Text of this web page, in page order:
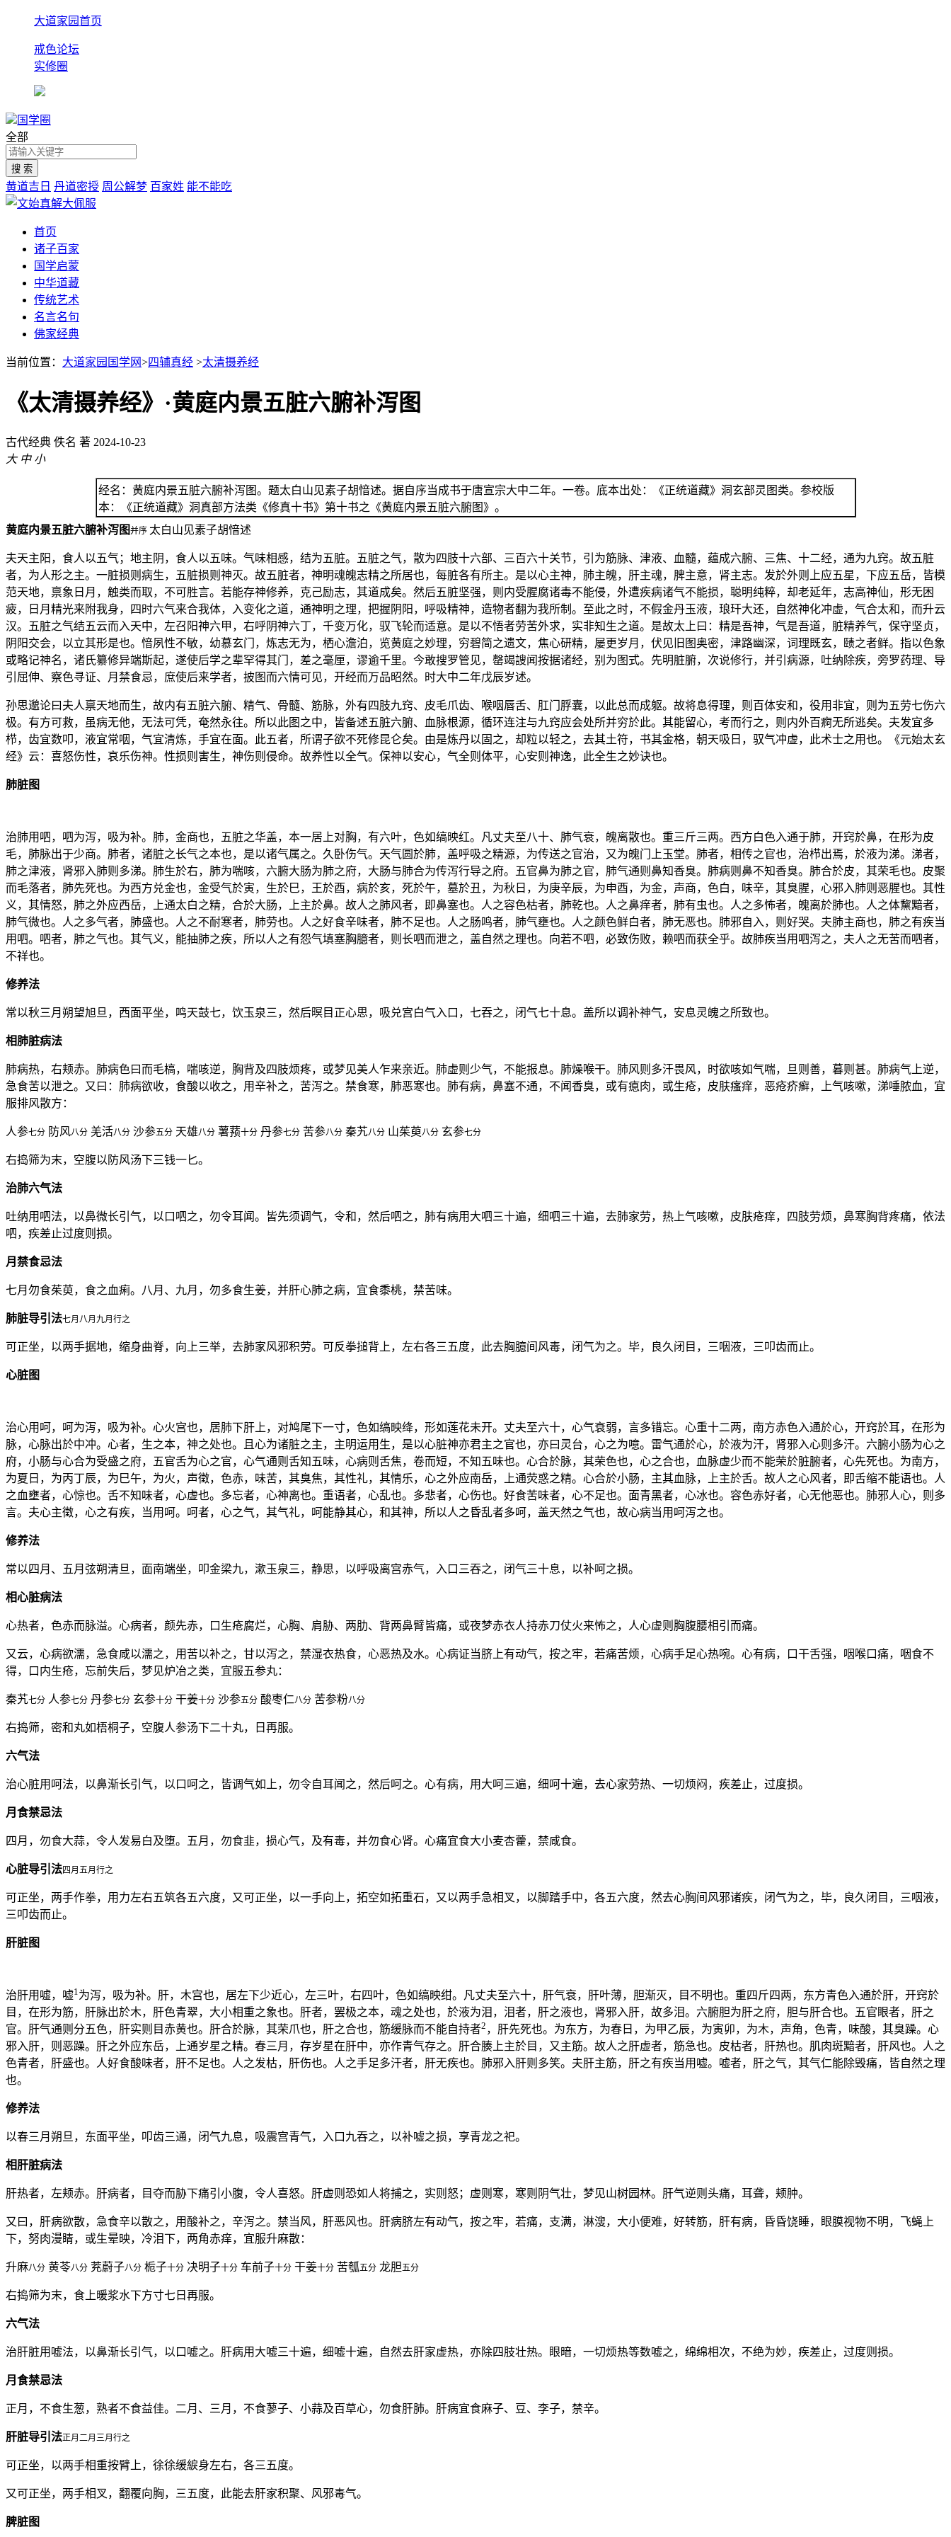
大道家园首页
戒色论坛
实修圈
国学圈
全部
黄道吉日 丹道密授 周公解梦 百家姓 能不能吃
首页
诸子百家
国学启蒙
中华道藏
传统艺术
名言名句
佛家经典
当前位置： 大道家园国学网>四辅真经 >太清摄养经
《太清摄养经》·黄庭内景五脏六腑补泻图
古代经典 佚名 著 2024-10-23
大 中 小
经名：黄庭内景五脏六腑补泻图。题太白山见素子胡愔述。据自序当成书于唐宣宗大中二年。一卷。底本出处：《正统道藏》洞玄部灵图类。参校版
本：《正统道藏》洞真部方法类《修真十书》第十书之《黄庭内景五脏六腑图》。
黄庭内景五脏六腑补泻图并序 太白山见素子胡愔述
夫天主阳，食人以五气；地主阴，食人以五味。气味相感，结为五脏。五脏之气，散为四肢十六部、三百六十关节，引为筋脉、津液、血髓，蕴成六腑、三焦、十二经，通为九窍。故五脏
者，为人形之主。一脏损则病生，五脏损则神灭。故五脏者，神明魂魄志精之所居也，每脏各有所主。是以心主神，肺主魄，肝主魂，脾主意，肾主志。发於外则上应五星，下应五岳，皆模
范天地，禀象日月，触类而取，不可胜言。若能存神修养，克己励志，其道成矣。然后五脏坚强，则内受腥腐诸毒不能侵，外遭疾病诸气不能损，聪明纯粹，却老延年，志高神仙，形无困
疲，日月精光来附我身，四时六气来合我体，入变化之道，通神明之理，把握阴阳，呼吸精神，造物者翻为我所制。至此之时，不假金丹玉液，琅玕大还，自然神化冲虚，气合太和，而升云
汉。五脏之气结五云而入天中，左召阳神六甲，右呼阴神六丁，千变万化，驭飞轮而适意。是以不悟者劳苦外求，实非知生之道。是故太上曰：精是吾神，气是吾道，脏精养气，保守坚贞，
阴阳交会，以立其形是也。愔夙性不敏，幼慕玄门，炼志无为，栖心澹泊，览黄庭之妙理，穷碧简之遗文，焦心研精，屡更岁月，伏见旧图奥密，津路幽深，词理既玄，赜之者鲜。指以色象
或略记神名，诸氏纂修异端斯起，遂使后学之辈罕得其门，差之毫厘，谬逾千里。今敢搜罗管见，罄竭謏闻按据诸经，别为图式。先明脏腑，次说修行，并引病源，吐纳除疾，旁罗药理、导
引屈伸、察色寻证、月禁食忌，庶使后来学者，披图而六情可见，开经而万品昭然。时大中二年戊辰岁述。
孙思邈论曰夫人禀天地而生，故内有五脏六腑、精气、骨髓、筋脉，外有四肢九窍、皮毛爪齿、喉咽唇舌、肛门脬囊，以此总而成躯。故将息得理，则百体安和，役用非宜，则为五劳七伤六
极。有方可救，虽病无他，无法可凭，奄然永往。所以此图之中，皆备述五脏六腑、血脉根源，循环连注与九窍应会处所并穷於此。其能留心，考而行之，则内外百痾无所逃矣。夫发宜多
栉，齿宜数叩，液宜常咽，气宜清炼，手宜在面。此五者，所谓子欲不死修昆仑矣。由是炼丹以固之，却粒以轻之，去其土符，书其金格，朝天吸日，驭气冲虚，此术士之用也。《元始太玄
经》云：喜怒伤性，哀乐伤神。性损则害生，神伤则侵命。故养性以全气。保神以安心，气全则体平，心安则神逸，此全生之妙诀也。
肺脏图
治肺用呬，呬为泻，吸为补。肺，金商也，五脏之华盖，本一居上对胸，有六叶，色如缟映红。凡丈夫至八十、肺气衰，魄离散也。重三斤三两。西方白色入通于肺，开窍於鼻，在形为皮
毛，肺脉出于少商。肺者，诸脏之长气之本也，是以诸气属之。久卧伤气。天气圆於肺，盖呼吸之精源，为传送之官治，又为魄门上玉堂。肺者，相传之官也，治栉出焉，於液为涕。涕者，
肺之津液，肾邪入肺则多涕。肺生於右，肺为喘咳，六腑大肠为肺之府，大肠与肺合为传泻行导之府。五官鼻为肺之官，肺气通则鼻知香臭。肺病则鼻不知香臭。肺合於皮，其荣毛也。皮聚
而毛落者，肺先死也。为西方兑金也，金受气於寅，生於巳，王於酉，病於亥，死於午，墓於丑，为秋日，为庚辛辰，为申酉，为金，声商，色白，味辛，其臭腥，心邪入肺则恶腥也。其性
义，其情怒，肺之外应西岳，上通太白之精，合於大肠，上主於鼻。故人之肺风者，即鼻塞也。人之容色枯者，肺乾也。人之鼻痒者，肺有虫也。人之多怖者，魄离於肺也。人之体黧黯者，
肺气微也。人之多气者，肺盛也。人之不耐寒者，肺劳也。人之好食辛味者，肺不足也。人之肠鸣者，肺气壅也。人之颜色鲜白者，肺无恶也。肺邪自入，则好哭。夫肺主商也，肺之有疾当
用呬。呬者，肺之气也。其气义，能抽肺之疾，所以人之有怨气填塞胸臆者，则长呬而泄之，盖自然之理也。向若不呬，必致伤败，赖呬而获全乎。故肺疾当用呬泻之，夫人之无苦而呬者，
不祥也。
修养法
常以秋三月朔望旭旦，西面平坐，鸣天鼓七，饮玉泉三，然后暝目正心思，吸兑宫白气入口，七吞之，闭气七十息。盖所以调补神气，安息灵魄之所致也。
相肺脏病法
肺病热，右颊赤。肺病色曰而毛槁，喘咳逆，胸背及四肢烦疼，或梦见美人乍来亲近。肺虚则少气，不能报息。肺燥喉干。肺风则多汗畏风，时欲咳如气喘，旦则善，暮则甚。肺病气上逆，
急食苦以泄之。又曰：肺病欲收，食酸以收之，用辛补之，苦泻之。禁食寒，肺恶寒也。肺有病，鼻塞不通，不闻香臭，或有瘜肉，或生疮，皮肤瘙痒，恶疮疥癣，上气咳嗽，涕唾脓血，宜
服排风散方：
人参七分 防风八分 羌活八分 沙参五分 天雄八分 薯蓣十分 丹参七分 苦参八分 秦艽八分 山茱萸八分 玄参七分
右捣筛为末，空腹以防风汤下三钱一匕。
治肺六气法
吐纳用呬法，以鼻微长引气，以口呬之，勿令耳闻。皆先须调气，令和，然后呬之，肺有病用大呬三十遍，细呬三十遍，去肺家劳，热上气咳嗽，皮肤疮痒，四肢劳烦，鼻寒胸背疼痛，依法
呬，疾差止过度则损。
月禁食忌法
七月勿食茱萸，食之血痢。八月、九月，勿多食生姜，并肝心肺之病，宜食黍桃，禁苦味。
肺脏导引法七月八月九月行之
可正坐，以两手据地，缩身曲脊，向上三举，去肺家风邪积劳。可反拳搥背上，左右各三五度，此去胸臆间风毒，闭气为之。毕，良久闭目，三咽液，三叩齿而止。
心脏图
治心用呵，呵为泻，吸为补。心火宫也，居肺下肝上，对鸠尾下一寸，色如缟映绛，形如莲花未开。丈夫至六十，心气衰弱，言多错忘。心重十二两，南方赤色入通於心，开窍於耳，在形为
脉，心脉出於中冲。心者，生之本，神之处也。且心为诸脏之主，主明运用生，是以心脏神亦君主之官也，亦曰灵台，心之为噫。雷气通於心，於液为汗，肾邪入心则多汗。六腑小肠为心之
府，小肠与心合为受盛之府，五官舌为心之官，心气通则舌知五味，心病则舌焦，卷而短，不知五味也。心合於脉，其荣色也，心之合也，血脉虚少而不能荣於脏腑者，心先死也。为南方，
为夏日，为丙丁辰，为巳午，为火，声徵，色赤，味苦，其臭焦，其性礼，其情乐，心之外应南岳，上通荧惑之精。心合於小肠，主其血脉，上主於舌。故人之心风者，即舌缩不能语也。人
之血壅者，心惊也。舌不知味者，心虚也。多忘者，心神离也。重语者，心乱也。多悲者，心伤也。好食苦味者，心不足也。面青黑者，心冰也。容色赤好者，心无他恶也。肺邪人心，则多
言。夫心主徵，心之有疾，当用呵。呵者，心之气，其气礼，呵能静其心，和其神，所以人之昏乱者多呵，盖天然之气也，故心病当用呵泻之也。
修养法
常以四月、五月弦朔清旦，面南端坐，叩金梁九，漱玉泉三，静思，以呼吸离宫赤气，入口三吞之，闭气三十息，以补呵之损。
相心脏病法
心热者，色赤而脉溢。心病者，颜先赤，口生疮腐烂，心胸、肩胁、两肋、背两鼻臂皆痛，或夜梦赤衣人持赤刀仗火来怖之，人心虚则胸腹腰相引而痛。
又云，心病欲濡，急食咸以濡之，用苦以补之，甘以泻之，禁湿衣热食，心恶热及水。心病证当脐上有动气，按之牢，若痛苦烦，心病手足心热啘。心有病，口干舌强，咽喉口痛，咽食不
得，口内生疮，忘前失后，梦见炉冶之类，宜服五参丸：
秦艽七分 人参七分 丹参七分 玄参十分 干姜十分 沙参五分 酸枣仁八分 苦参粉八分
右捣筛，密和丸如梧桐子，空腹人参汤下二十丸，日再服。
六气法
治心脏用呵法，以鼻渐长引气，以口呵之，皆调气如上，勿令自耳闻之，然后呵之。心有病，用大呵三遍，细呵十遍，去心家劳热、一切烦闷，疾差止，过度损。
月食禁忌法
四月，勿食大蒜，令人发易白及堕。五月，勿食韭，损心气，及有毒，并勿食心肾。心痛宜食大小麦杏藿，禁咸食。
心脏导引法四月五月行之
可正坐，两手作拳，用力左右五筑各五六度，又可正坐，以一手向上，拓空如拓重石，又以两手急相叉，以脚踏手中，各五六度，然去心胸间风邪诸疾，闭气为之，毕，良久闭目，三咽液，
三叩齿而止。
肝脏图
治肝用嘘，嘘1 为泻，吸为补。肝，木宫也，居左下少近心，左三叶，右四叶，色如缟映绀。凡丈夫至六十，肝气衰，肝叶薄，胆渐灭，目不明也。重四斤四两，东方青色入通於肝，开窍於
目，在形为筋，肝脉出於木，肝色青翠，大小相重之象也。肝者，罢极之本，魂之处也，於液为泪，泪者，肝之液也，肾邪入肝，故多泪。六腑胆为肝之府，胆与肝合也。五官眼者，肝之
官。肝气通则分五色，肝实则目赤黄也。肝合於脉，其荣爪也，肝之合也，筋缓脉而不能自持者2 ，肝先死也。为东方，为春日，为甲乙辰，为寅卯，为木，声角，色青，味酸，其臭躁。心
邪入肝，则恶躁。肝之外应东岳，上通岁星之精。春三月，存岁星在肝中，亦作青气存之。肝合腠上主於目，又主筋。故人之肝虚者，筋急也。皮枯者，肝热也。肌肉斑黯者，肝风也。人之
色青者，肝盛也。人好食酸味者，肝不足也。人之发枯，肝伤也。人之手足多汗者，肝无疾也。肺邪入肝则多笑。夫肝主筋，肝之有疾当用嘘。嘘者，肝之气，其气仁能除毁痛，皆自然之理
也。
修养法
以春三月朔旦，东面平坐，叩齿三通，闭气九息，吸震宫青气，入口九吞之，以补嘘之损，享青龙之祀。
相肝脏病法
肝热者，左颊赤。肝病者，目夺而胁下痛引小腹，令人喜怒。肝虚则恐如人将捕之，实则怒；虚则寒，寒则阴气壮，梦见山树园林。肝气逆则头痛，耳聋，颊肿。
又曰，肝病欲散，急食辛以散之，用酸补之，辛泻之。禁当风，肝恶风也。肝病脐左有动气，按之牢，若痛，支满，淋溲，大小便难，好转筋，肝有病，昏昏饶睡，眼膜视物不明，飞蝇上
下，努肉漫睛，或生晕映，冷泪下，两角赤痒，宜服升麻散：
升麻八分 黄苓八分 茺蔚子八分 栀子十分 决明子十分 车前子十分 干姜十分 苦瓠五分 龙胆五分
右捣筛为末，食上暖浆水下方寸七日再服。
六气法
治肝脏用嘘法，以鼻渐长引气，以口嘘之。肝病用大嘘三十遍，细嘘十遍，自然去肝家虚热，亦除四肢壮热。眼暗，一切烦热等数嘘之，绵绵相次，不绝为妙，疾差止，过度则损。
月食禁忌法
正月，不食生葱，熟者不食益佳。二月、三月，不食蓼子、小蒜及百草心，勿食肝肺。肝病宜食麻子、豆、李子，禁辛。
肝脏导引法正月二月三月行之
可正坐，以两手相重按臂上，徐徐缓綟身左右，各三五度。
又可正坐，两手相叉，翻覆向胸，三五度，此能去肝家积聚、风邪毒气。
脾脏图